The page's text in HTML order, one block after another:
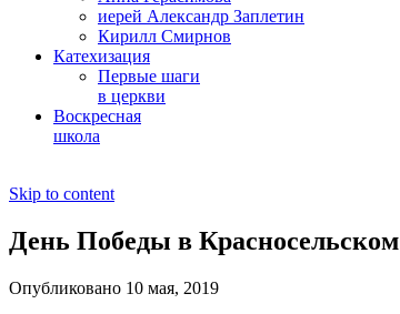
иерей Александр Заплетин
Кирилл Смирнов
Катехизация
Первые шаги
в церкви
Воскресная
школа
Skip to content
День Победы в Красносельском
Опубликовано 10 мая, 2019